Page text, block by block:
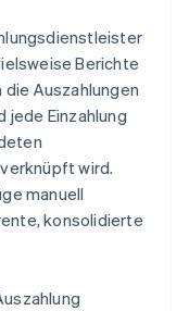
Berichte
die Auszahlungen
jede Einzahlung
wird.
manuell
konsolidierte